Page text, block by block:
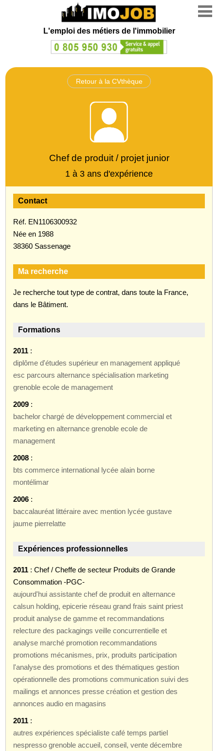
L'emploi des métiers de l'immobilier
Retour à la CVthèque
Chef de produit / projet junior
1 à 3 ans d'expérience
Contact
Réf. EN1106300932
Née en 1988
38360 Sassenage
Ma recherche
Je recherche tout type de contrat, dans toute la France,
dans le Bâtiment.
Formations
2011 :
diplôme d'études supérieur en management appliqué
esc parcours alternance spécialisation marketing
grenoble ecole de management
2009 :
bachelor chargé de développement commercial et
marketing en alternance grenoble ecole de
management
2008 :
bts commerce international lycée alain borne
montélimar
2006 :
baccalauréat littéraire avec mention lycée gustave
jaume pierrelatte
Expériences professionnelles
2011 : Chef / Cheffe de secteur Produits de Grande
Consommation -PGC-
aujourd'hui assistante chef de produit en alternance
calsun holding, epicerie réseau grand frais saint priest
produit analyse de gamme et recommandations
relecture des packagings veille concurrentielle et
analyse marché promotion recommandations
promotions mécanismes, prix, produits participation
l'analyse des promotions et des thématiques gestion
opérationnelle des promotions communication suivi des
mailings et annonces presse création et gestion des
annonces audio en magasins
2011 :
autres expériences spécialiste café temps partiel
nespresso grenoble accueil, conseil, vente décembre